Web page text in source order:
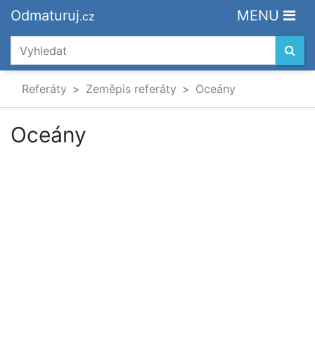
Odmaturuj.cz MENU
Referáty Zeměpis referáty Oceány
Oceány